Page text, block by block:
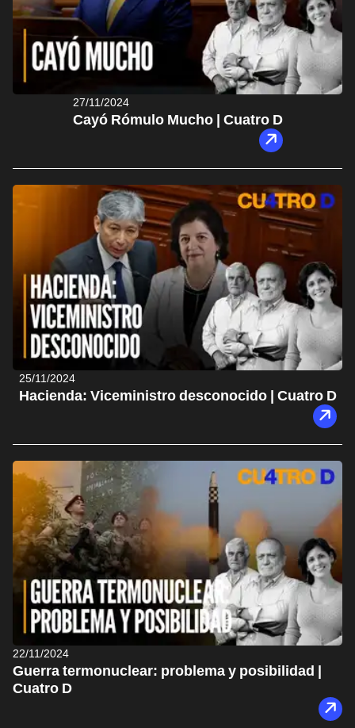
27/11/2024
Cayó Rómulo Mucho | Cuatro D
25/11/2024
Hacienda: Viceministro desconocido | Cuatro D
22/11/2024
Guerra termonuclear: problema y posibilidad |
Cuatro D